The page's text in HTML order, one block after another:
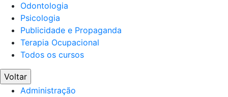
Odontologia
Psicologia
Publicidade e Propaganda
Terapia Ocupacional
Todos os cursos
Voltar
Administração